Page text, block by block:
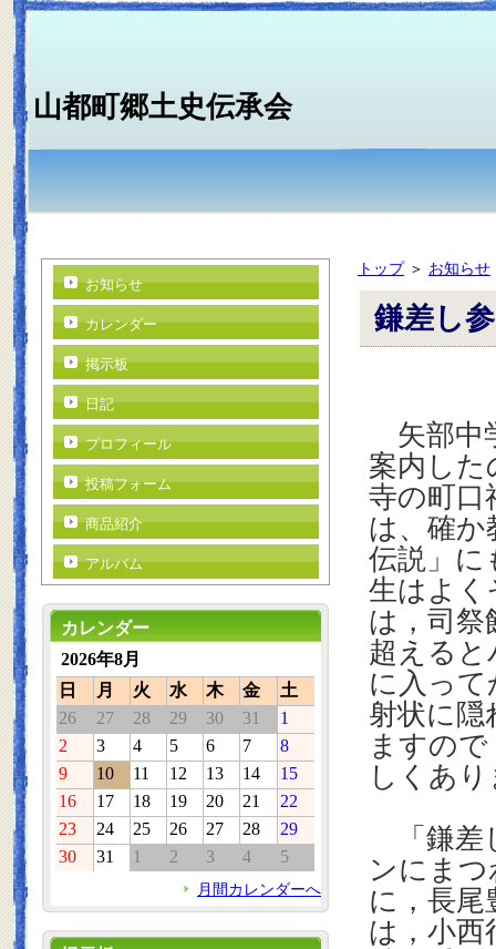
山都町郷土史伝承会
トップ＞ お知らせ
鎌差し
矢部中
案内した
寺の町口
は、確か
伝説」に
生はよく
は，司祭
超えると
に入っ
射状に
ますの
しくあ
「鎌差
ンにま
に，長尾
は，小西
お知らせ
カレンダー
掲示板
日記
プロフィール
投稿フォーム
商品紹介
アルバム
カレンダー
2026年8月
日
月 火 水 木 金
土
26
27 28 29 30 31
1
2
3 4 5 6 7
8
9
10 11 12 13 14
15
16
17 18 19 20 21
22
23
24 25 26 27 28
29
30
31 1 2 3 4 5
月間カレンダーへ